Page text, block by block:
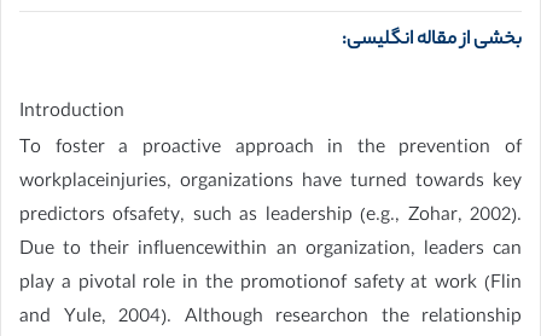
بخشی از مقاله انگلیسی:
Introduction
To foster a proactive approach in the prevention of
workplaceinjuries, organizations have turned towards key
predictors ofsafety, such as leadership (e.g., Zohar, 2002).
Due to their influencewithin an organization, leaders can
play a pivotal role in the promotionof safety at work (Flin
and Yule, 2004). Although researchon the relationship